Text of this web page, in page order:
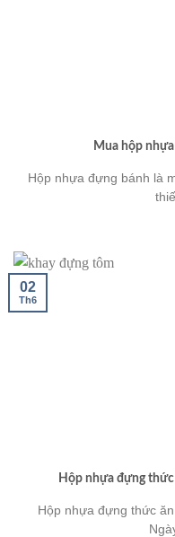
Mua hộp
Hộp nhựa đựng bánh là
Hộp nhựa đựng
Hộp nhựa đựng thức
02
Th6